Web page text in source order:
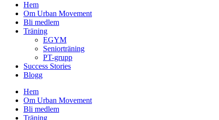
Hem
Om Urban Movement
Bli medlem
Träning
EGYM
Seniorträning
PT-grupp
Success Stories
Blogg
Hem
Om Urban Movement
Bli medlem
Träning